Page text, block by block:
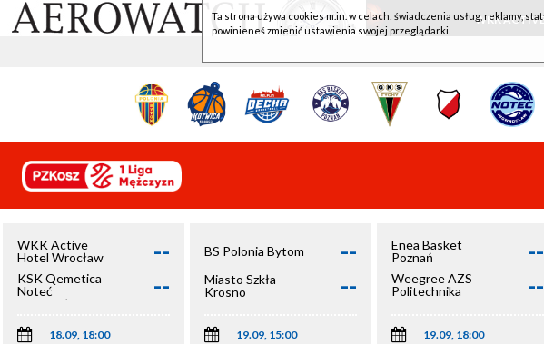
WKK
WKK Active
Hotel Wrocław
--
KSK Qemetica
Noteć
Inowrocław
--
18.09, 18:00
BS Polonia Bytom --
Miasto Szkła
Krosno
--
19.09, 15:00
Enea Basket
Poznań
--
Weegree AZS
Politechnika
--
19.09, 18:00
Ta strona używa cookies m.in. w celach: świadczenia usług, reklamy,
powinieneś zmienić ustawienia swojej przeglądarki.